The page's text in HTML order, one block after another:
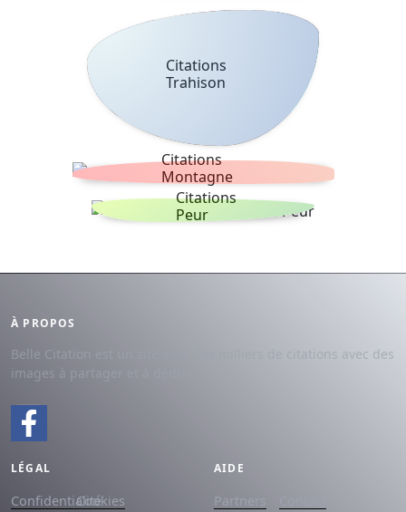
Citations
Trahison
Citations
Montagne
Citations
Peur
À PROPOS
Belle Citation est un site avec des milliers de citations avec des
images à partager et à dédier.
LÉGAL
ConfidentialitéCookies
AIDE
Partners